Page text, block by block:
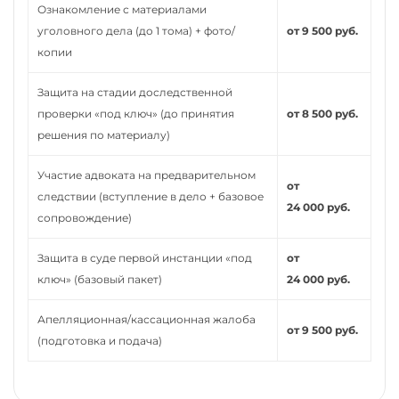
Ознакомление с материалами
уголовного дела (до 1 тома) + фото/
копии
от 9 500 руб.
Защита на стадии доследственной
проверки «под ключ» (до принятия
решения по материалу)
от 8 500 руб.
Участие адвоката на предварительном
следствии (вступление в дело + базовое
сопровождение)
от
24 000 руб.
Защита в суде первой инстанции «под
ключ» (базовый пакет)
от
24 000 руб.
Апелляционная/кассационная жалоба
(подготовка и подача)
от 9 500 руб.